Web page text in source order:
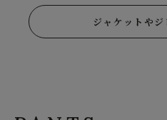
ジャケットや